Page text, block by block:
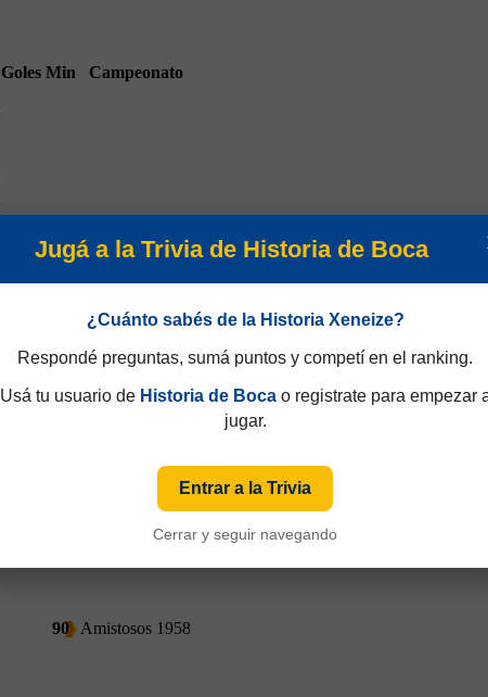
Goles Min Campeonato
90 Amistosos 1958
Jugá a la Trivia de Historia de Boca
¿Cuánto sabés de la Historia Xeneize?
Respondé preguntas, sumá puntos y competí en el ranking.
Usá tu usuario de Historia de Bocao registrate para empezar
jugar.
Entrar a la Trivia
Cerrar y seguir navegando